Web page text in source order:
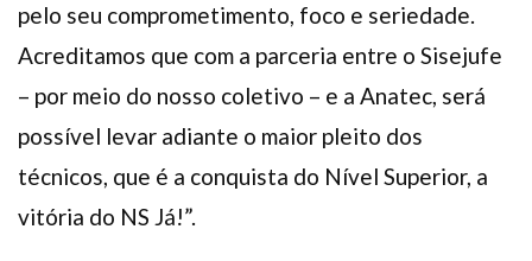
pelo seu comprometimento, foco e seriedade.
Acreditamos que com a parceria entre o Sisejufe
– por meio do nosso coletivo – e a Anatec, será
possível levar adiante o maior pleito dos
técnicos, que é a conquista do Nível Superior, a
vitória do NS Já!”.